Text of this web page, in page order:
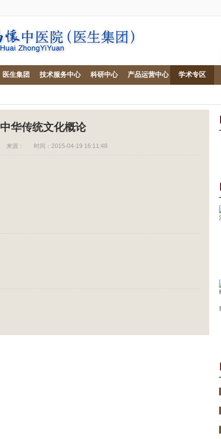
医生集团 技术服务中心 科研中心 产品运营中心 学术专区
中华传统文化概论
来源： 时间：2015-04-19 16:11:48